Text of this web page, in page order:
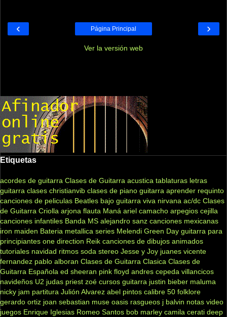
‹ ›
Página Principal
Ver la versión web
Etiquetas
acordes de guitarra Clases de Guitarra acustica tablaturas letras
guitarra clases christianvib clases de piano guitarra aprender requinto
canciones de peliculas Beatles bajo guitarra viva nirvana ac/dc Clases
de Guitarra Criolla arjona flauta Maná ariel camacho arpegios cejilla
canciones infantiles Banda MS alejandro sanz canciones mexicanas
iron maiden Bateria metallica series Melendi Green Day guitarra para
principiantes one direction Reik canciones de dibujos animados
tutoriales navidad ritmos soda stereo Jesse y Joy juanes vicente
fernandez pablo alboran Clases de Guitarra Clasica Clases de
Guitarra Española ed sheeran pink floyd andres cepeda villancicos
navideños U2 judas priest zoé cursos guitarra justin bieber maluma
nicky jam partitura Julión Alvarez abel pintos calibre 50 folklore
gerardo ortiz joan sebastian muse oasis rasgueos j balvin notas video
juegos Enrique Iglesias Romeo Santos bob marley camila cerati deep